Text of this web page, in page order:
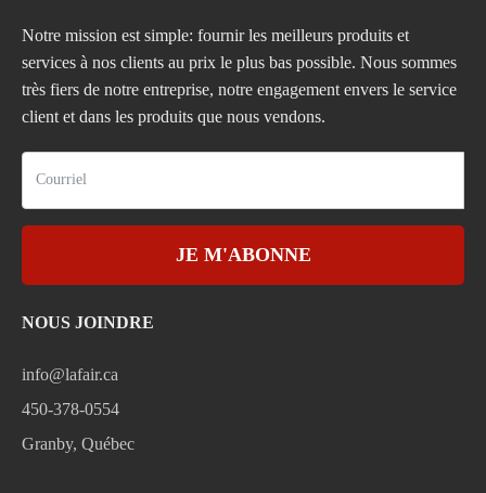
Notre mission est simple: fournir les meilleurs produits et
services à nos clients au prix le plus bas possible. Nous sommes
très fiers de notre entreprise, notre engagement envers le service
client et dans les produits que nous vendons.
JE M'ABONNE
NOUS JOINDRE
info@lafair.ca
450-378-0554
Granby, Québec